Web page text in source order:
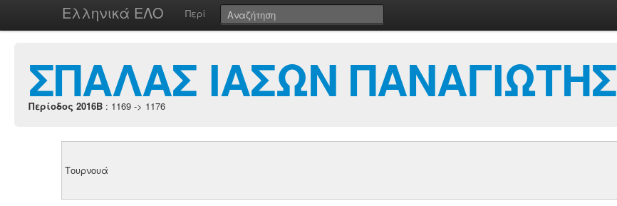
Ελληνικά ΕΛΟ Περί
ΣΠΑΛΑΣ ΙΑΣΩΝ ΠΑΝΑΓΙΩΤΗΣ
Περίοδος 2016B : 1169 -> 1176
Τουρνουά